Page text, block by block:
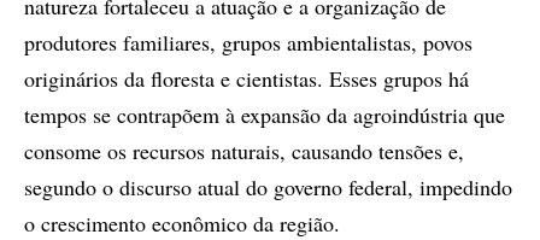
natureza fortaleceu a atuação e a organização de
produtores familiares, grupos ambientalistas, povos
originários da floresta e cientistas. Esses grupos há
tempos se contrapõem à expansão da agroindústria que
consome os recursos naturais, causando tensões e,
segundo o discurso atual do governo federal, impedindo
o crescimento econômico da região.